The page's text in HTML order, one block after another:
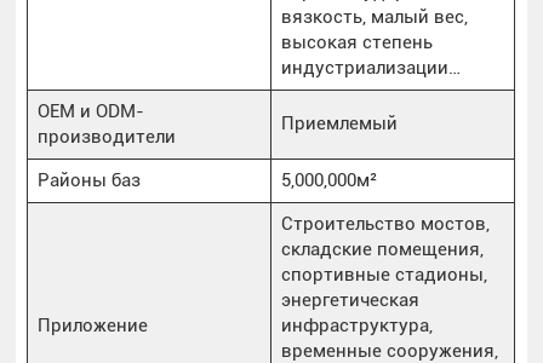
вязкость, малый вес,
высокая степень
индустриализации…
OEM и ODM-
производители
Приемлемый
Районы баз 5,000,000м²
Приложение
Строительство мостов,
складские помещения,
спортивные стадионы,
энергетическая
инфраструктура,
временные сооружения,